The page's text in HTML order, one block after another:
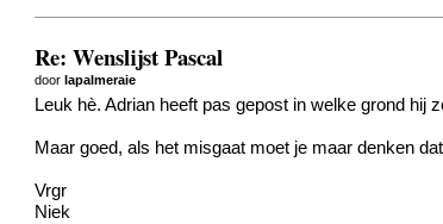
Re: Wenslijst Pascal
doorlapalmeraie
Leuk hè. Adrian heeft pas gepost in welke grond hij
Maar goed, als het misgaat moet je maar denken
Vrgr
Niek